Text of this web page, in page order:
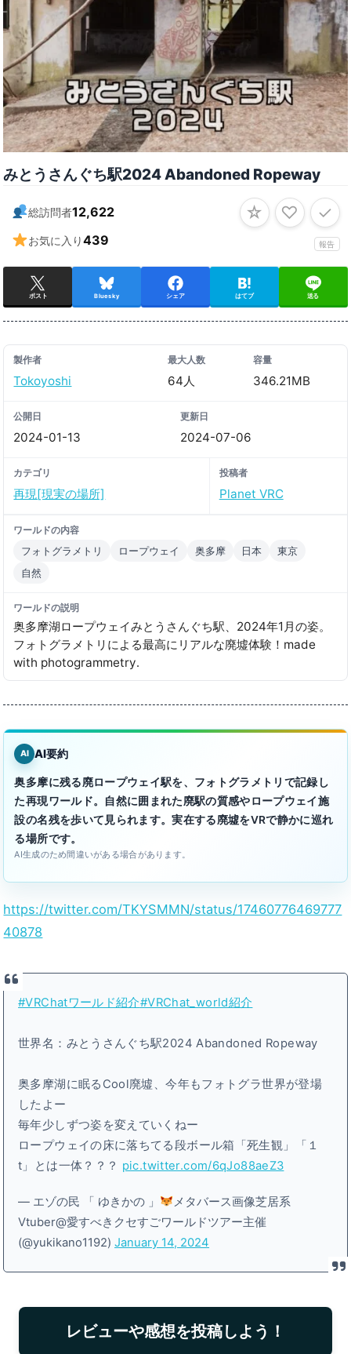
みとうさんぐち駅2024 Abandoned Ropeway
総訪問者12,622
お気に入り439 報告
☆ ♡ ✓
ポスト Bluesky シェア はてブ 送る
製作者
Tokoyoshi
最大人数
64人
容量
346.21MB
公開日
2024-01-13
更新日
2024-07-06
カテゴリ
再現[現実の場所]
投稿者
Planet VRC
ワールドの内容
フォトグラメトリ ロープウェイ 奥多摩 日本
東京
自然
ワールドの説明
奥多摩湖ロープウェイみとうさんぐち駅、2024年1月の姿。
フォトグラメトリによる最高にリアルな廃墟体験！made
with photogrammetry․
AI AI要約
奥多摩に残る廃ロープウェイ駅を、フォトグラメトリで記録し
た再現ワールド。自然に囲まれた廃駅の質感やロープウェイ施
設の名残を歩いて見られます。実在する廃墟をVRで静かに巡れ
る場所です。
AI生成のため間違いがある場合があります。
https://twitter.com/TKYSMMN/status/17460776469777
40878
#VRChatワールド紹介#VRChat_world紹介
世界名：みとうさんぐち駅2024 Abandoned Ropeway
奥多摩湖に眠るCool廃墟、今年もフォトグラ世界が登場
したよー
毎年少しずつ姿を変えていくねー
ロープウェイの床に落ちてる段ボール箱「死生観」「１
t」とは一体？？？ pic.twitter.com/6qJo88aeZ3
— エゾの民 「 ゆきかの 」
メタバース画像芝居系
Vtuber@愛すべきクセすごワールドツアー主催
(@yukikano1192)January 14, 2024
レビューや感想を投稿しよう！